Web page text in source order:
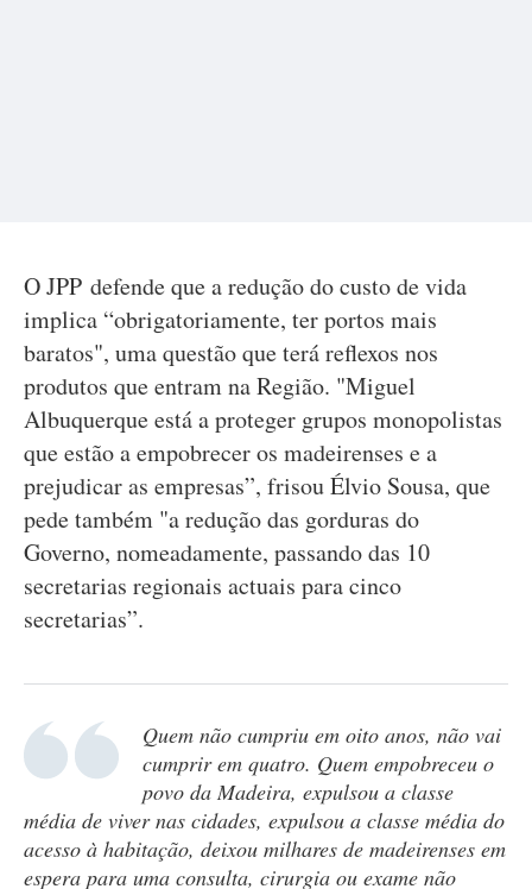
O JPP defende que a redução do custo de vida
implica “obrigatoriamente, ter portos mais
baratos", uma questão que terá reflexos nos
produtos que entram na Região. "Miguel
Albuquerque está a proteger grupos monopolistas
que estão a empobrecer os madeirenses e a
prejudicar as empresas”, frisou Élvio Sousa, que
pede também "a redução das gorduras do
Governo, nomeadamente, passando das 10
secretarias regionais actuais para cinco
secretarias”.
Quem não cumpriu em oito anos, não vai
cumprir em quatro. Quem empobreceu o
povo da Madeira, expulsou a classe
média de viver nas cidades, expulsou a classe média do
acesso à habitação, deixou milhares de madeirenses em
espera para uma consulta, cirurgia ou exame não